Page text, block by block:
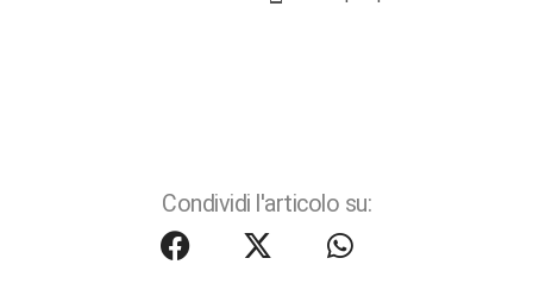
Condividi l'articolo su: